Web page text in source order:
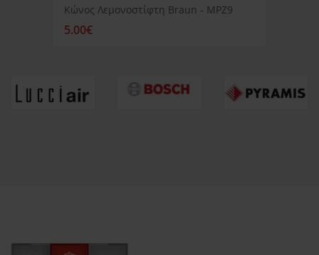
Κώνος Λεμονοστίφτη Braun - MPZ9
5.00€